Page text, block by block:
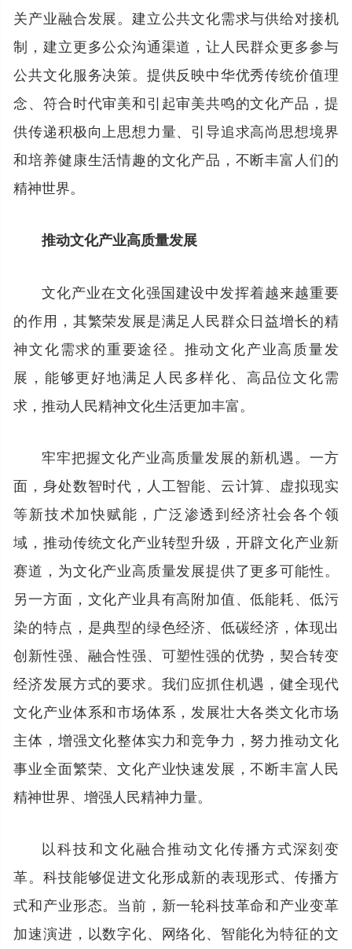
关产业融合发展。建立公共文化需求与供给对接机
制，建立更多公众沟通渠道，让人民群众更多参与
公共文化服务决策。提供反映中华优秀传统价值理
念、符合时代审美和引起审美共鸣的文化产品，提
供传递积极向上思想力量、引导追求高尚思想境界
和培养健康生活情趣的文化产品，不断丰富人们的
精神世界。
推动文化产业高质量发展
文化产业在文化强国建设中发挥着越来越重要
的作用，其繁荣发展是满足人民群众日益增长的精
神文化需求的重要途径。推动文化产业高质量发
展，能够更好地满足人民多样化、高品位文化需
求，推动人民精神文化生活更加丰富。
牢牢把握文化产业高质量发展的新机遇。一方
面，身处数智时代，人工智能、云计算、虚拟现实
等新技术加快赋能，广泛渗透到经济社会各个领
域，推动传统文化产业转型升级，开辟文化产业新
赛道，为文化产业高质量发展提供了更多可能性。
另一方面，文化产业具有高附加值、低能耗、低污
染的特点，是典型的绿色经济、低碳经济，体现出
创新性强、融合性强、可塑性强的优势，契合转变
经济发展方式的要求。我们应抓住机遇，健全现代
文化产业体系和市场体系，发展壮大各类文化市场
主体，增强文化整体实力和竞争力，努力推动文化
事业全面繁荣、文化产业快速发展，不断丰富人民
精神世界、增强人民精神力量。
以科技和文化融合推动文化传播方式深刻变
革。科技能够促进文化形成新的表现形式、传播方
式和产业形态。当前，新一轮科技革命和产业变革
加速演进，以数字化、网络化、智能化为特征的文